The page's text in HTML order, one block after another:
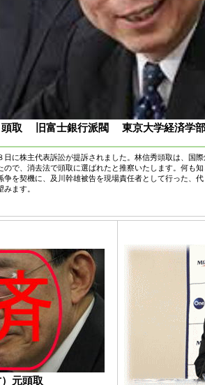
頭取 旧富士銀行派閥 東京大学経済学
に株主代表訴訟が提訴されました。林信秀頭取は、国
ので、消去法で頭取に選ばれたと推察いたします。何も
争を契機に、及川幹雄被告を現場責任者として行った、
ます。
元頭取